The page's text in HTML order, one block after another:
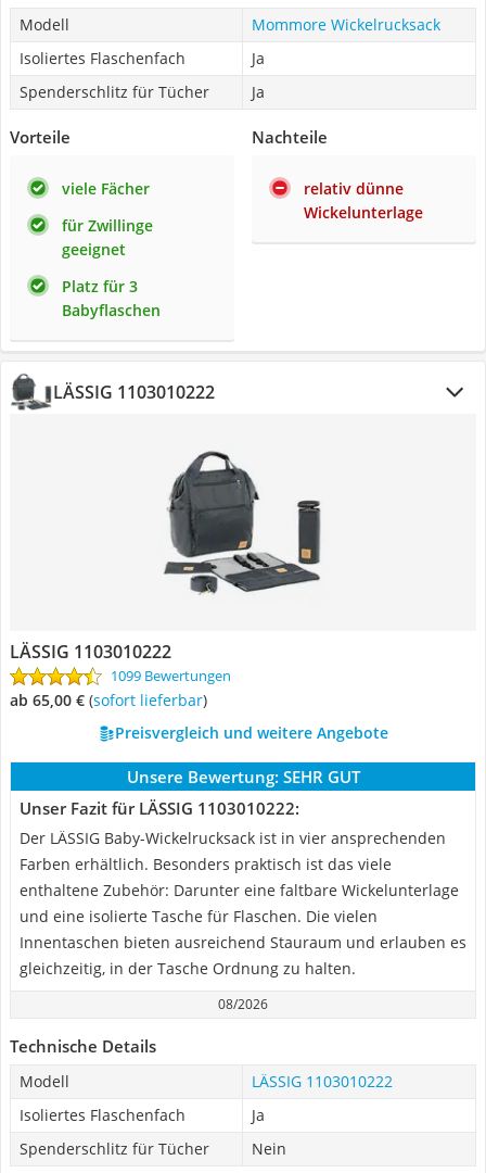
Modell
Mommore Wickelrucksack
Isoliertes Flaschenfach
Ja
Spenderschlitz für Tücher
Ja
Vorteile
viele Fächer
für Zwillinge
geeignet
Platz für 3
Babyflaschen
Nachteile
relativ dünne
Wickelunterlage
LÄSSIG 1103010222
LÄSSIG 1103010222
1099 Bewertungen
ab 65,00 € ( Sofort lieferbar)
Preisvergleich und weitere Angebote
Unsere Bewertung: SEHR GUT
Unser Fazit für LÄSSIG 1103010222:
Der LÄSSIG Baby-Wickelrucksack ist in vier ansprechenden
Farben erhältlich. Besonders praktisch ist das viele
enthaltene Zubehör: Darunter eine faltbare Wickelunterlage
und eine isolierte Tasche für Flaschen. Die vielen
Innentaschen bieten ausreichend Stauraum und erlauben es
gleichzeitig, in der Tasche Ordnung zu halten.
08/2026
Technische Details
Modell
LÄSSIG 1103010222
Isoliertes Flaschenfach
Ja
Spenderschlitz für Tücher
Nein